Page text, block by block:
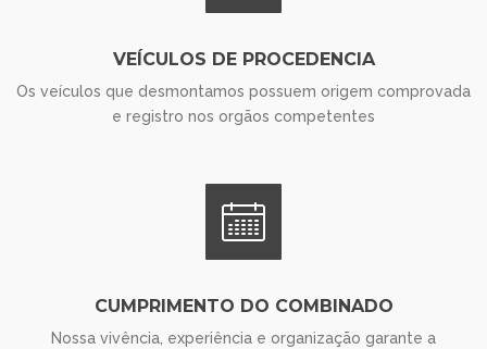
VEÍCULOS DE PROCEDENCIA
Os veículos que desmontamos possuem origem comprovada
e registro nos orgãos competentes
CUMPRIMENTO DO COMBINADO
Nossa vivência, experiência e organização garante a